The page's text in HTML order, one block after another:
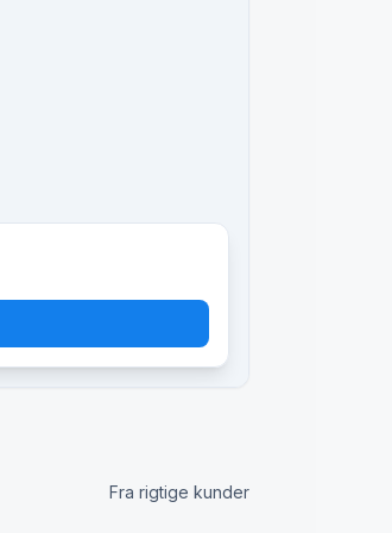
Fra rigtige kunder